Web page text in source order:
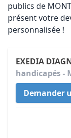
publics de
présent votre
personnalisée !
EXEDIA
handicapés -
Demander